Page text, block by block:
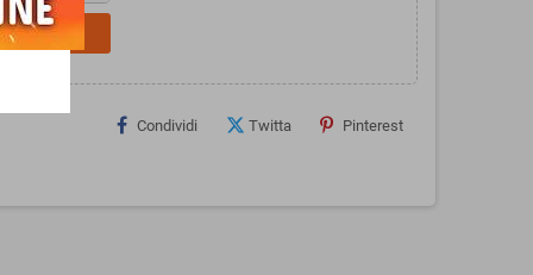
Condividi Twitta Pinterest